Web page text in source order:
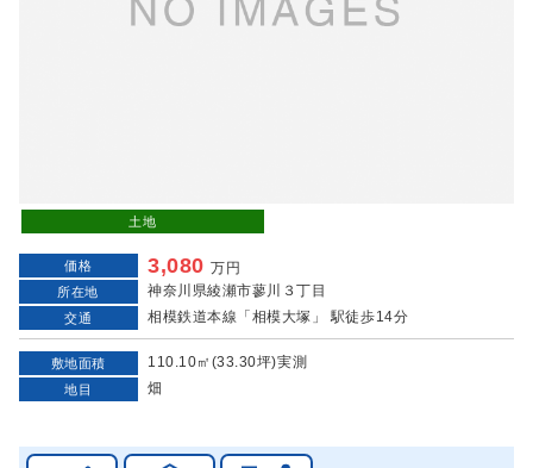
土地
価格 3,080万円
所在地 神奈川県綾瀬市蓼川３丁目
交通 相模鉄道本線「相模大塚」 駅徒歩14分
敷地面積 110.10㎡(33.30坪)実測
地目 畑